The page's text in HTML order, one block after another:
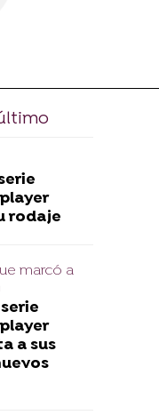
rodaje
marcó a
serie
a sus